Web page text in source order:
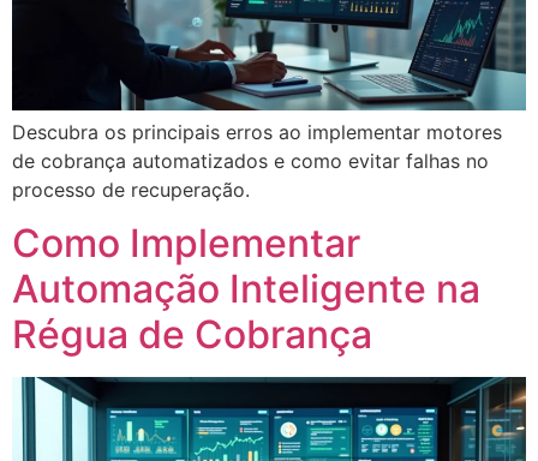
Descubra os principais erros ao implementar motores
de cobrança automatizados e como evitar falhas no
processo de recuperação.
Como Implementar
Automação Inteligente na
Régua de Cobrança